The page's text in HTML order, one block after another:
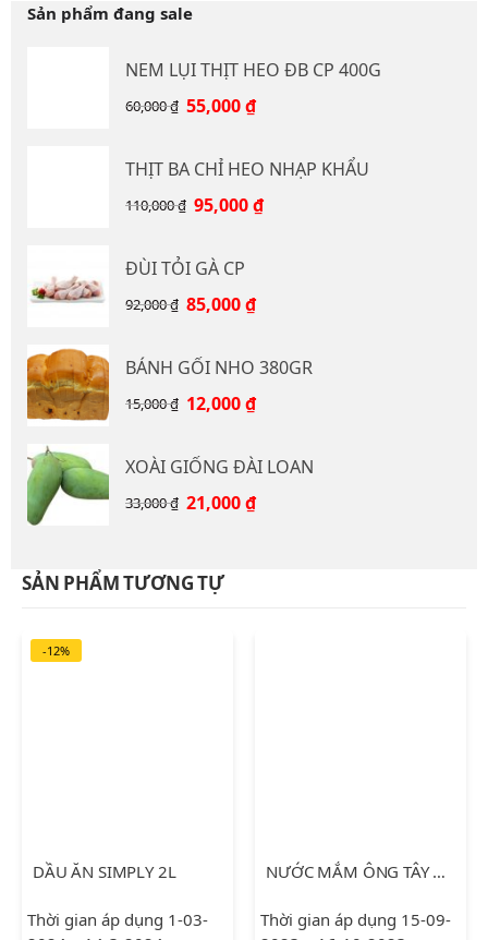
Sản phẩm đang sale
NEM LỤI THỊT HEO ĐB CP 400G
60,000₫ Giá
60,000 ₫.
55,000₫Giá
là:
55,000 ₫.
THỊT BA CHỈ HEO NHẠP KHẨU
110,000₫ Giá
110,000 ₫.
95,000₫Giá
ĐÙI TỎI GÀ CP
92,000₫ Giá
92,000 ₫.
85,000₫Giá
là:
85,000 ₫.
BÁNH GỐI NHO 380GR
15,000₫ Giá
15,000 ₫.
12,000₫Giá
là:
12,000 ₫.
XOÀI GIỐNG ĐÀI LOAN
33,000₫ Giá
33,000 ₫.
21,000₫Giá
SẢN PHẨM TƯƠNG TỰ
-12%
DẦU ĂN SIMPLY 2L
Thời gian áp dụng 1-03-
NƯỚC MẮM ÔNG TÂY 900ML
Thời gian áp dụng 15-09-